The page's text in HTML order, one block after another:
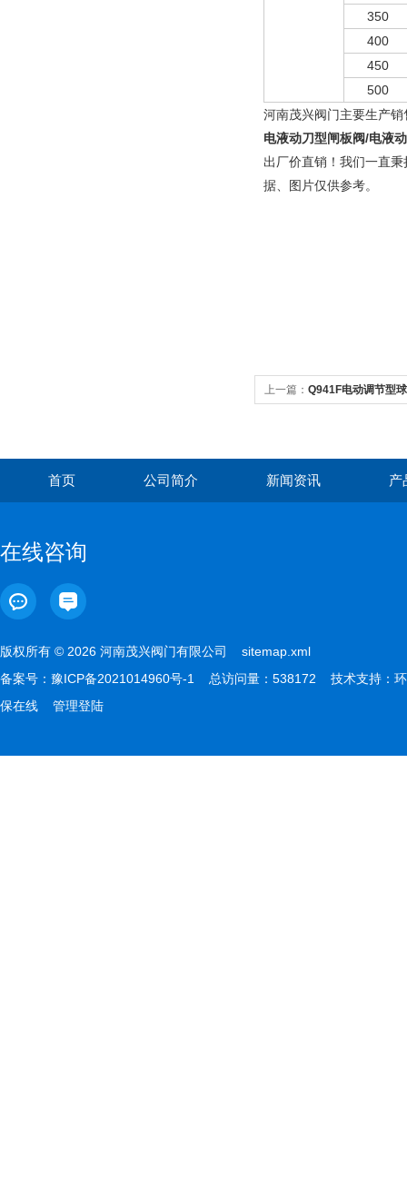
350
400
450
500
河南茂兴阀门主要生产销
电液动刀型闸板阀/电液
出厂价直销！我们一直
据、图片仅供参考。
上一篇： Q941F电动调节型
首页 公司简介 新闻资讯 产
在线咨询
版权所有 © 2026 河南茂兴阀门有限公司 sitemap.xml
备案号： 豫ICP备2021014960号-1 总访问量：538172 技术支持： 环
保在线
管理登陆